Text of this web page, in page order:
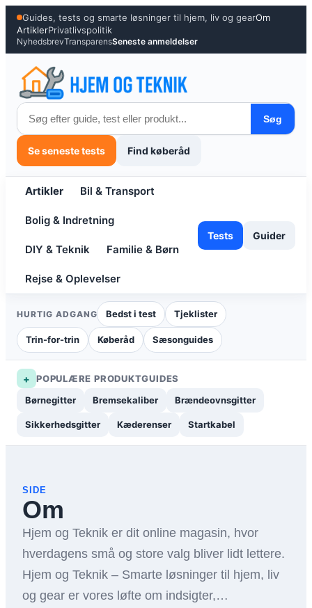
Spring
indhold
Guides, tests og smarte løsninger til hjem, liv og gearOm
ArtiklerPrivatlivspolitik
NyhedsbrevTransparensSeneste anmeldelser
Søg
Se seneste tests Find køberåd
Artikler Bil & Transport
Bolig & Indretning
DIY & Teknik Familie & Børn
Rejse & Oplevelser
Tests Guider
HURTIG ADGANG Bedst i test Tjeklister
Trin-for-trin Køberåd Sæsonguides
+
POPULÆRE PRODUKTGUIDES
Børnegitter
Bremsekaliber Brændeovnsgitter
Sikkerhedsgitter Kæderenser Startkabel
SIDE
Om
Hjem og Teknik er dit online magasin, hvor
hverdagens små og store valg bliver lidt lettere.
Hjem og Teknik – Smarte løsninger til hjem, liv
og gear er vores løfte om indsigter,…